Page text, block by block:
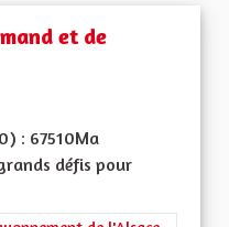
et de
: 67510Ma
défis pour